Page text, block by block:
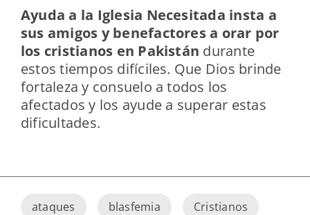
Ayuda a la Iglesia Necesitada insta a
sus amigos y benefactores a orar por
los cristianos en Pakistán durante
estos tiempos difíciles. Que Dios brinde
fortaleza y consuelo a todos los
afectados y los ayude a superar estas
dificultades.
ataques blasfemia Cristianos